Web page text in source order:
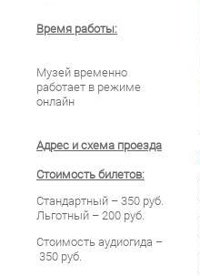
Время работы:
Музей временно
работает в режиме
онлайн
Адрес и схема проезда
Стоимость билетов:
Стандартный – 350 руб.
Льготный – 200 руб.
Стоимость аудиогида –
350 руб.